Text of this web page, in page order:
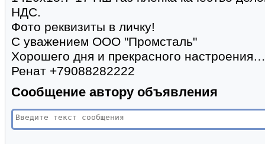
НДС.
Фото реквизиты в личку!
С уважением ООО "Промсталь"
Хорошего дня и прекрасного
Ренат +79088282222
Сообщение автору объявления